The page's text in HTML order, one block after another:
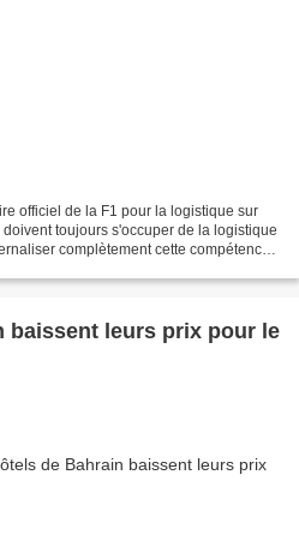
officiel de la F1 pour la logistique sur
toujours s'occuper de la logistique
complètement cette compétence
baissent leurs prix pour le